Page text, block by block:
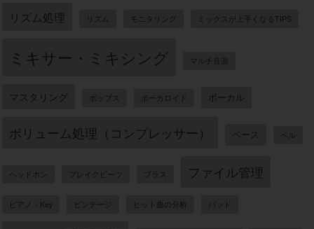
リズム処理 リズム モニタリング ミックスが上手くなるTIPS
ミキサー・ミキシング マルチ音源
マスタリング ポップス ボーカロイド ボーカル
ボリューム処理（コンプレッサー） ベース ベル
ヘッドホン ブレイクビーツ ブラス ファイル管理
ピアノ・Key ビンテージ ヒット曲の分析 パッド